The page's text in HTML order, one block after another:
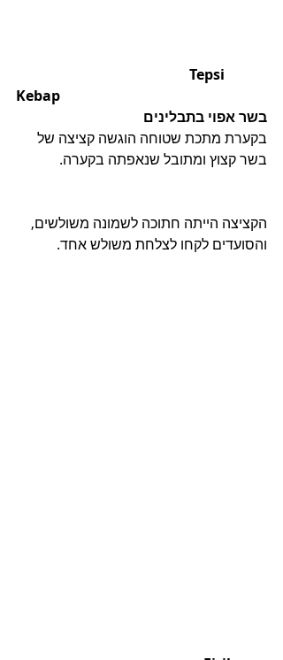
Kebap
בשר אפוי בתבלינים
בקערת מתכת שטוחה הוגשה קציצה של
בשר קצוץ ומתובל שנאפתה בקערה.
הקציצה הייתה חתוכה לשמונה משולשים,
והסועדים לקחו לצלחת משולש אחד.